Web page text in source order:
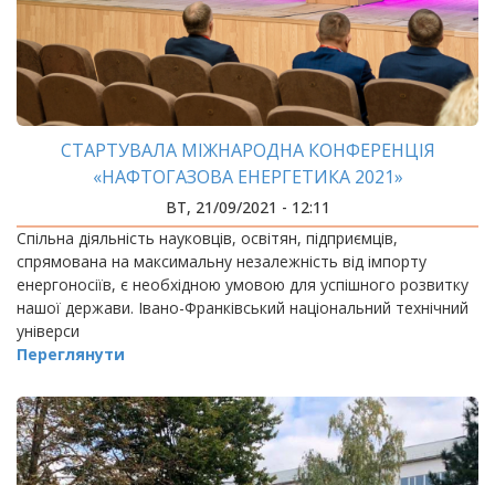
СТАРТУВАЛА МІЖНАРОДНА КОНФЕРЕНЦІЯ
«НАФТОГАЗОВА ЕНЕРГЕТИКА 2021»
ВТ, 21/09/2021 - 12:11
Спільна діяльність науковців, освітян, підприємців,
спрямована на максимальну незалежність від імпорту
енергоносіїв, є необхідною умовою для успішного розвитку
нашої держави. Івано-Франківський національний технічний
універси
Переглянути